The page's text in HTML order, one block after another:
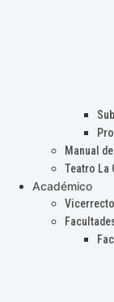
Manual
Teatro La
Académico